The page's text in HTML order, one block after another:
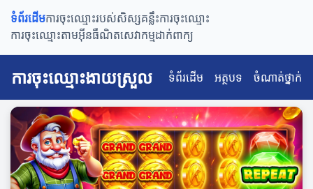
ទំព័រដើមការចុះឈ្មោះរបស់សិស្សគន្លឹះការចុះឈ្មោះ
ការចុះឈ្មោះតាមអ៊ីនធឺណិតសេវាកម្មដាក់ពាក្យ
ការចុះឈ្មោះងាយស្រួល ទំព័រដើម អត្ថបទ ចំណាត់ថ្នាក់